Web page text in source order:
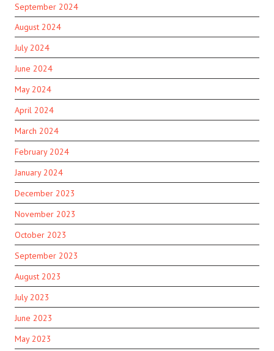
September 2024
August 2024
July 2024
June 2024
May 2024
April 2024
March 2024
February 2024
January 2024
December 2023
November 2023
October 2023
September 2023
August 2023
July 2023
June 2023
May 2023